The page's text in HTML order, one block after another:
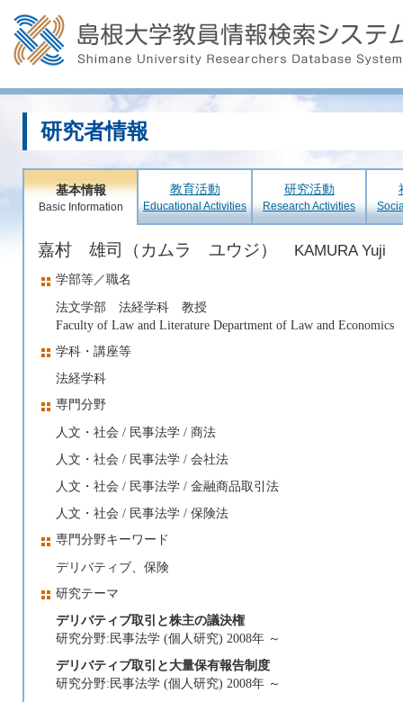
研究者情報
基本情報
Basic Information
教育活動
Educational Activities
研究活動
Research Activities
嘉村 雄司（カムラ ユウジ） KAMURA Yuji
学部等／職名
法文学部 法経学科 教授
Faculty of Law and Literature Department of Law and Economics
学科・講座等
法経学科
専門分野
人文・社会 / 民事法学 / 商法
人文・社会 / 民事法学 / 会社法
人文・社会 / 民事法学 / 金融商品取引法
人文・社会 / 民事法学 / 保険法
専門分野キーワード
デリバティブ、保険
研究テーマ
デリバティブ取引と株主の議決権
研究分野:民事法学 (個人研究) 2008年 ～
デリバティブ取引と大量保有報告制度
研究分野:民事法学 (個人研究) 2008年 ～